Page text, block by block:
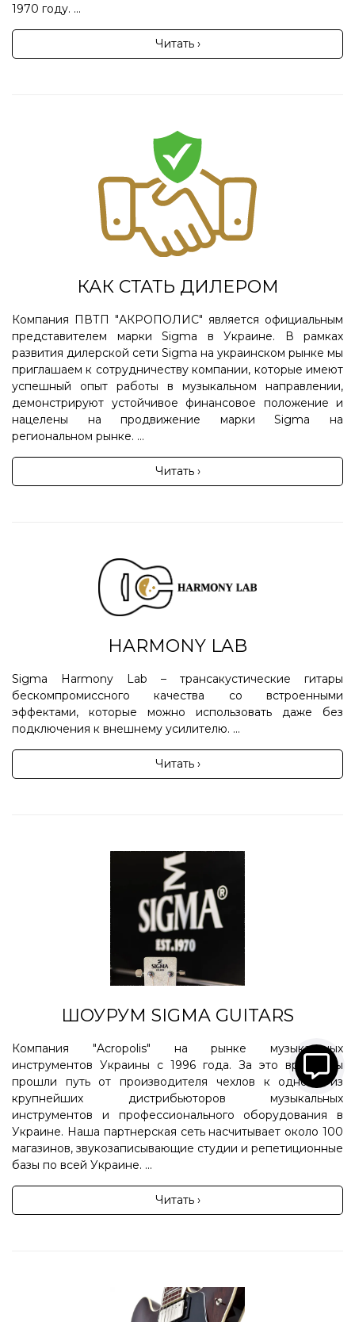
1970 году. ...
Читать ›
КАК СТАТЬ ДИЛЕРОМ
Компания ПВТП "АКРОПОЛИС" является официальным
представителем марки Sigma в Украине. В рамках
развития дилерской сети Sigma на украинском рынке мы
приглашаем к сотрудничеству компании, которые имеют
успешный опыт работы в музыкальном направлении,
демонстрируют устойчивое финансовое положение и
нацелены на продвижение марки Sigma на
региональном рынке. ...
Читать ›
HARMONY LAB
Sigma Harmony Lab – трансакустические гитары
бескомпромиссного качества со встроенными
эффектами, которые можно использовать даже без
подключения к внешнему усилителю. ...
Читать ›
ШОУРУМ SIGMA GUITARS
Компания "Acropolis" на рынке музыкальных
инструментов Украины с 1996 года. За это время мы
прошли путь от производителя чехлов к одному из
крупнейших дистрибьюторов музыкальных
инструментов и профессионального оборудования в
Украине. Наша партнерская сеть насчитывает около 100
магазинов, звукозаписывающие студии и репетиционные
базы по всей Украине. ...
Читать ›